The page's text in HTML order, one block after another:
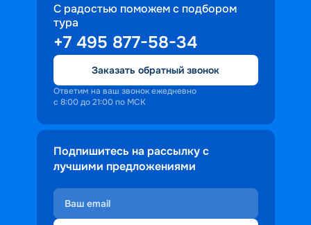
С радостью поможем с подбором
тура
+7 495 877-58-34
Заказать обратный звонок
Ответим на ваш звонок ежедневно
с 8:00 до 21:00 по МСК
Подпишитесь на рассылку с
лучшими предложениями